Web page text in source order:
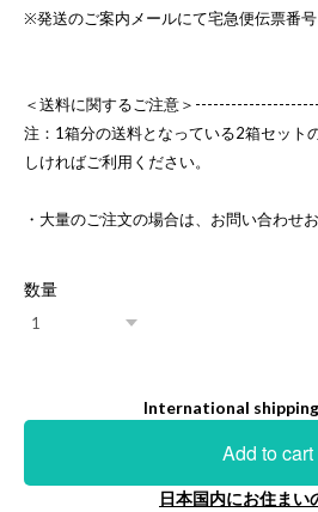
※発送のご案内メールにて宅急便伝票番号
＜送料に関するご注意＞
注：1箱分の送料となっている2箱セット
しければご利用ください。
・大量のご注文の場合は、お問い合わせ
数量
International
Add to cart
日本国内にお住まい